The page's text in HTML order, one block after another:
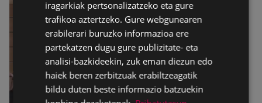
iragarkiak pertsonalizatzeko eta gure
trafikoa aztertzeko. Gure webgunearen
erabilerari buruzko informazioa ere
partekatzen dugu gure publizitate- eta
analisi-bazkideekin, zuk eman diezun edo
haiek beren zerbitzuak erabiltzeagatik
bildu duten beste informazio batzuekin